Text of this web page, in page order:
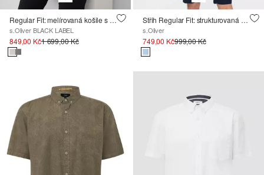
Regular Fit: melírovaná košile s krátkým rukávem, ze lněné směsi
s.Oliver BLACK LABEL
849,00 Kč1 699,00 Kč
Střih Regular Fit: strukturovaná košile s krátkým rukávem a náprsními kapsami
s.Oliver
749,00 Kč999,00 Kč